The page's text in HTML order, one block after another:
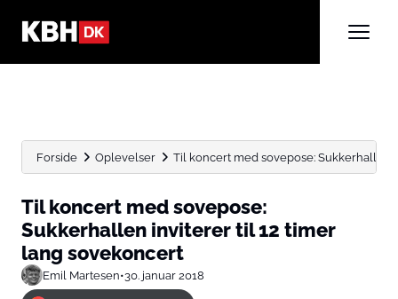
Forside Oplevelser Til koncert med sovepose: Sukkerhallen
Til koncert med sovepose:
Sukkerhallen inviterer til 12 timer
lang sovekoncert
Emil Martesen•30. januar 2018